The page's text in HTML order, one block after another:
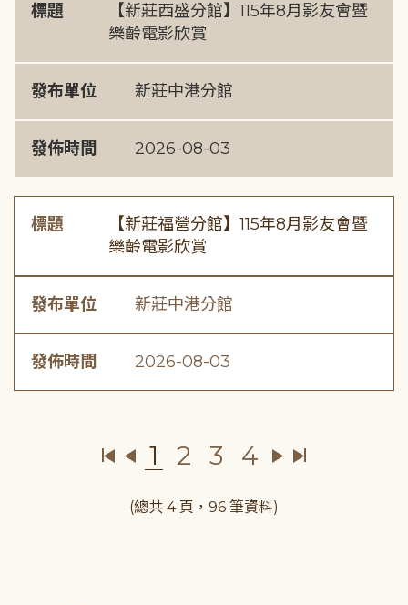
標題
【新莊西盛分館】115年8月影友會暨
樂齡電影欣賞
發布單位 新莊中港分館
發佈時間 2026-08-03
標題
【新莊福營分館】115年8月影友會暨
樂齡電影欣賞
發布單位 新莊中港分館
發佈時間 2026-08-03
1 2 3 4
(總共 4 頁，96 筆資料)